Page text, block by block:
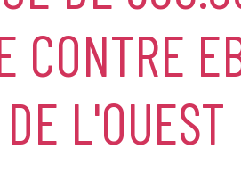
CONTRE
L'OUEST